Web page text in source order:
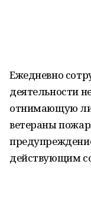
Ежедневно
деятельности
отнимающую
ветераны
действующим